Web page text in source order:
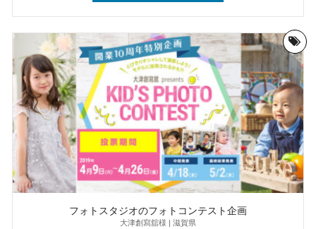
フォトスタジオのフォトコンテスト企画
大津創寫舘様 | 滋賀県